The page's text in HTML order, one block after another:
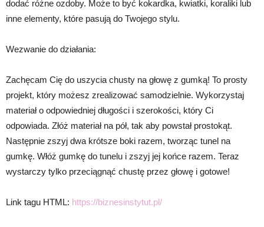
dodać różne ozdoby. Może to być kokardka, kwiatki, koraliki lub
inne elementy, które pasują do Twojego stylu.
Wezwanie do działania:
Zachęcam Cię do uszycia chusty na głowę z gumką! To prosty
projekt, który możesz zrealizować samodzielnie. Wykorzystaj
materiał o odpowiedniej długości i szerokości, który Ci
odpowiada. Złóż materiał na pół, tak aby powstał prostokąt.
Następnie zszyj dwa krótsze boki razem, tworząc tunel na
gumkę. Włóż gumkę do tunelu i zszyj jej końce razem. Teraz
wystarczy tylko przeciągnąć chustę przez głowę i gotowe!
Link tagu HTML: https://biznesinstytut.pl/